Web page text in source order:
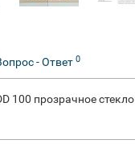
- Ответ 0
100 прозрачное стекло